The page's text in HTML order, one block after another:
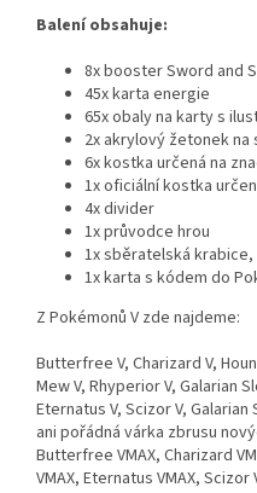
Balení obsahuje:
8x booster Sword and
45x karta energie
65x obaly na karty s
2x akrylový žetonek na
6x kostka určená na
1x oficiální kostka
4x divider
1x průvodce hrou
1x sběratelská
1x karta s kódem do
Z Pokémonů V zde najdeme:
Butterfree V, Charizard V,
Mew V, Rhyperior V, Galarian
Eternatus V, Scizor V,
ani pořádná várka zbrusu
Butterfree VMAX, Charizard
VMAX, Eternatus VMAX, Scizor